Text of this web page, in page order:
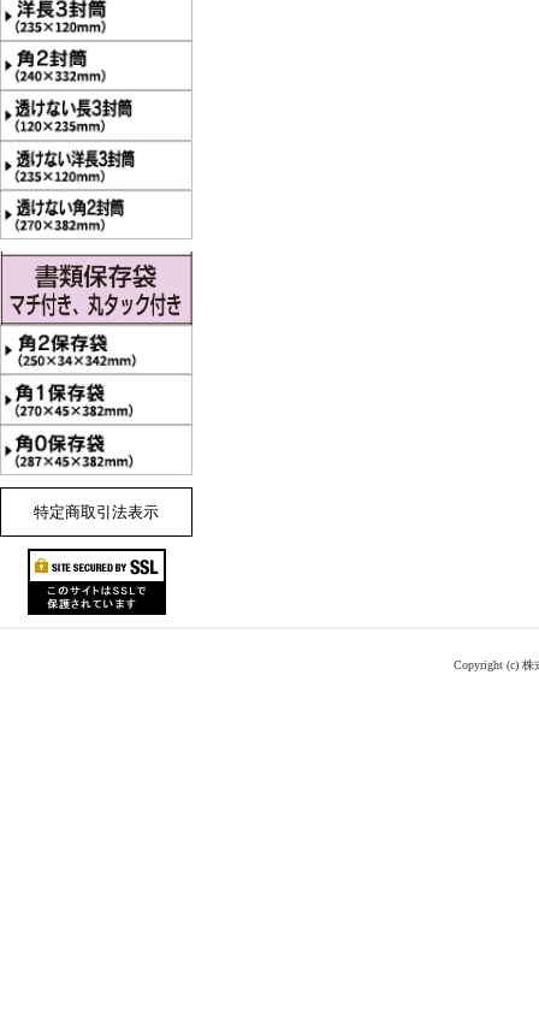
特定商取引法表示
Copyright (c)